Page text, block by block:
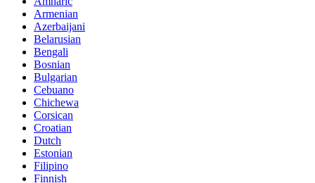
Armenian
Azerbaijani
Belarusian
Bengali
Bosnian
Bulgarian
Cebuano
Chichewa
Corsican
Croatian
Dutch
Estonian
Filipino
Finnish